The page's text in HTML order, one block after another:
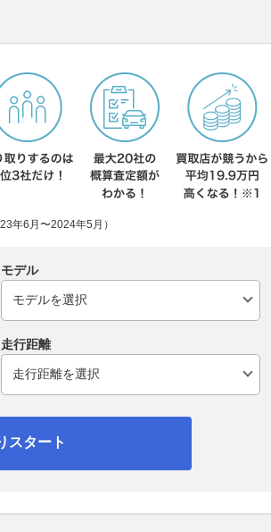
年6月〜2024年5月）
モデル
走行距離
スタート